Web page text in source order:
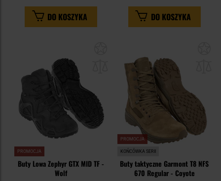
DO KOSZYKA DO KOSZYKA
schowka
PROMOCJA
Buty Lowa Zephyr GTX MID TF -
Wolf
PROMOCJA
KOŃCÓWKA SERII
Buty taktyczne Garmont T8 NFS
670 Regular - Coyote